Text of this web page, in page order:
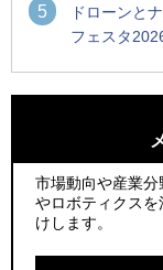
5
ドローンと
フェスタ
ーンが採択、
水面から離着
水上アクティ
飛んだドロー
ドローンとナ
ン」とドロー
防衛装備庁「
ーンが採択、
水面から離着
市場動向や産業
やロボティクス
けします。